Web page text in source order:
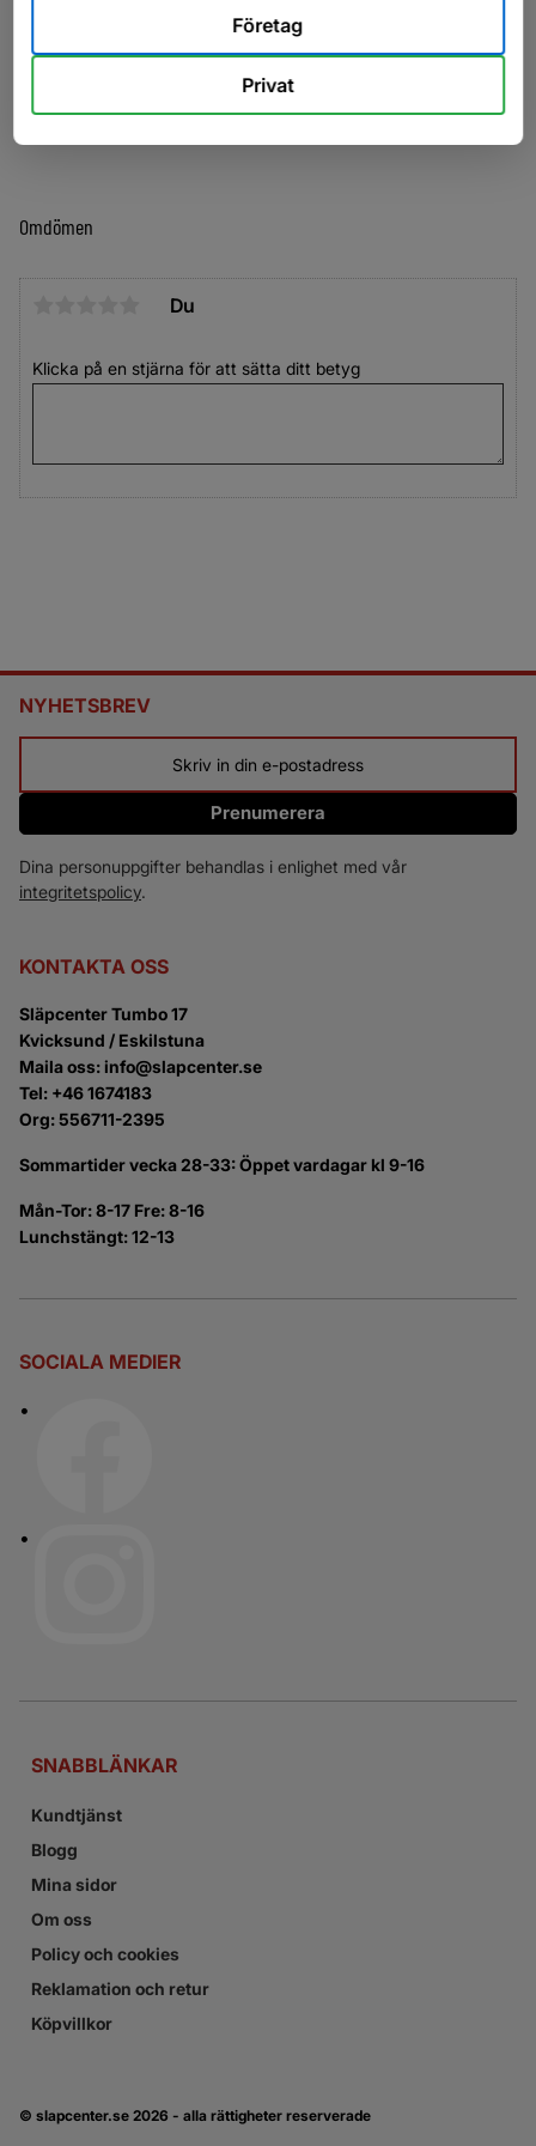
stödhjul med manövreringshandtag
Aluminiumdörr/ramp (combiramp) Skyddade lampor 4
surrningsöglor i golv Invändig belysning Stötdämpare
Omdömen
Du
Klicka på en stjärna för att sätta ditt betyg
NYHETSBREV
Prenumerera
Dina personuppgifter behandlas i enlighet med vår
integritetspolicy.
KONTAKTA OSS
Släpcenter Tumbo 17
Kvicksund / Eskilstuna
Maila oss: info@slapcenter.se
Tel: +46 1674183
Org: 556711-2395
Sommartider vecka 28-33: Öppet vardagar kl 9-16
Mån-Tor: 8-17 Fre: 8-16
Lunchstängt: 12-13
SOCIALA MEDIER
SNABBLÄNKAR
Kundtjänst
Blogg
Mina sidor
Om oss
Policy och cookies
Reklamation och retur
Köpvillkor
© slapcenter.se 2026 - alla rättigheter reserverade
Företag
Privat